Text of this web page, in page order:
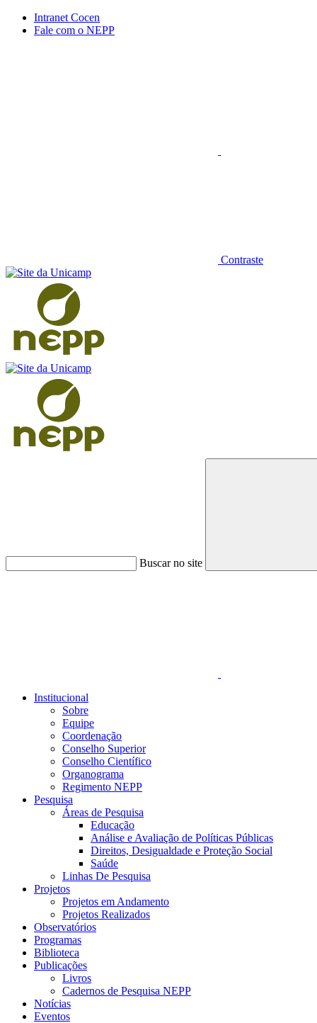
Conteúdo principal Menu principal
Intranet Cocen
Fale com o NEPP
Contraste
Buscar no site
Institucional
Sobre
Equipe
Coordenação
Conselho Superior
Conselho Científico
Organograma
Regimento NEPP
Pesquisa
Áreas de Pesquisa
Educação
Análise e Avaliação de Políticas Públicas
Direitos, Desigualdade e Proteção Social
Saúde
Linhas De Pesquisa
Projetos
Projetos em Andamento
Projetos Realizados
Observatórios
Programas
Biblioteca
Publicações
Livros
Cadernos de Pesquisa NEPP
Notícias
Eventos